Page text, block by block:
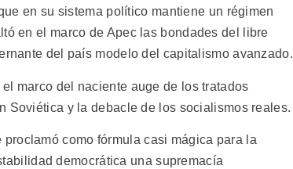
en su sistema político mantiene un régimen
en el marco de Apec las bondades del libre
del país modelo del capitalismo avanzado.
marco del naciente auge de los tratados
Soviética y la debacle de los socialismos reales.
como fórmula casi mágica para la
democrática una supremacía